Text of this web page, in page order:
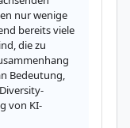
nur wenige
bereits viele
die zu
Bedeutung,
von KI-